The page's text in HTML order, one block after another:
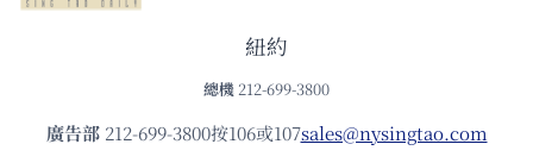
紐約
總機 212-699-3800
廣告部212-699-3800按106或107sales@nysingtao.com